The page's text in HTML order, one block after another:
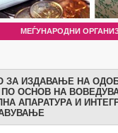
МЕЃУНАРОДНИ
ЗА ИЗДАВАЊЕ НА
ОСНОВ НА
АПАРАТУРА И